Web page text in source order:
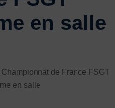
en salle
Championnat de France FSGT
en salle